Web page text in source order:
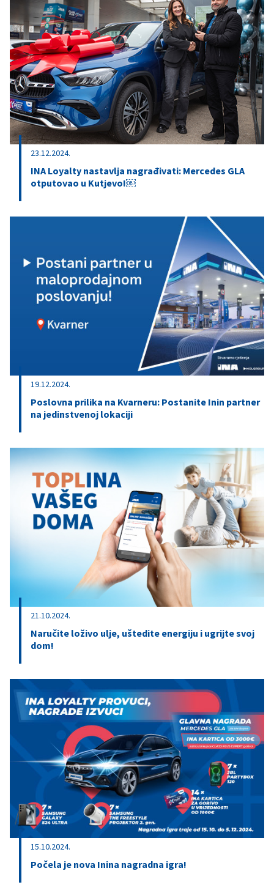
23.12.2024.
INA Loyalty nastavlja nagrađivati: Mercedes GLA
otputovao u Kutjevo!￼
19.12.2024.
Poslovna prilika na Kvarneru: Postanite Inin partner
na jedinstvenoj lokaciji
21.10.2024.
Naručite loživo ulje, uštedite energiju i ugrijte svoj
dom!
15.10.2024.
Počela je nova Inina nagradna igra!